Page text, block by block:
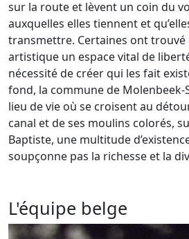
sur la route et lèvent un coin du
auxquelles elles tiennent et
transmettre. Certaines ont trouvé
artistique un espace vital de
nécessité de créer qui les fait
fond, la commune de Molenbeek-
lieu de vie où se croisent au
canal et de ses moulins colorés,
Baptiste, une multitude
soupçonne pas la richesse et la
L'équipe belge